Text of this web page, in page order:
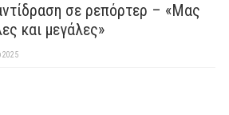
σε ρεπόρτερ – «Μας
και μεγάλες»
2025